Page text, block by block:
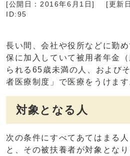
[公開日：2016年6月1日]
[更新
ID:95
長い間、会社や役所などに勤
保に加入していて被用者年金
られる65歳未満の人、および
者医療制度」で医療をうけます
対象となる人
次の条件にすべてあてはまる
と、その被扶養者が対象となり